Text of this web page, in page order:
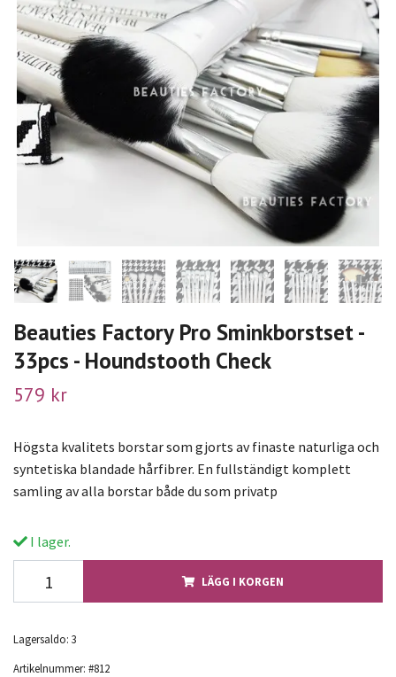
Beauties Factory Pro Sminkborstset -
33pcs - Houndstooth Check
579 kr
Högsta kvalitets borstar som gjorts av finaste naturliga och
syntetiska blandade hårfibrer. En fullständigt komplett
samling av alla borstar både du som privatp
I lager.
LÄGG I KORGEN
Lagersaldo: 3
Artikelnummer: #812